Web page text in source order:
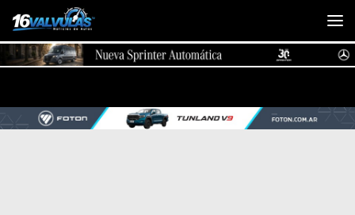
Saltar al contenido